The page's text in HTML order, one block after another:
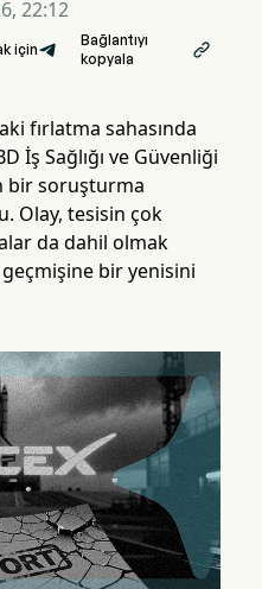
22:12
için
Bağlantıyı
kopyala

fırlatma sahasında
İş Sağlığı ve Güvenliği
bir soruşturma
Olay, tesisin çok
da dahil olmak
bir yenisini